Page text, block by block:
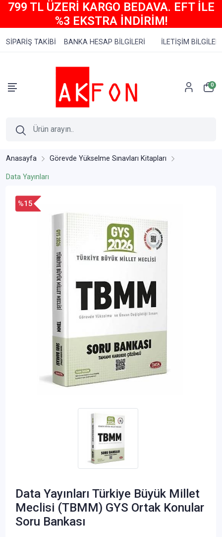
799 TL ÜZERİ KARGO BEDAVA. EFT İLE
%3 EKSTRA İNDİRİM!
SİPARİŞ TAKİBİ BANKA HESAP BİLGİLERİ İLETİŞİM BİLGİLERİ
0
Anasayfa Görevde Yükselme Sınavları Kitapları
Data Yayınları
%15
Data Yayınları Türkiye Büyük Millet
Meclisi (TBMM) GYS Ortak Konular
Soru Bankası